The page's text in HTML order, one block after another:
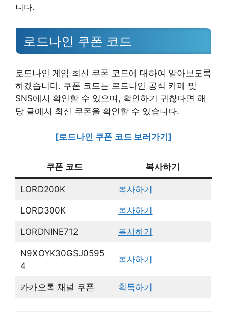
니다.
로드나인 쿠폰 코드
로드나인 게임 최신 쿠폰 코드에 대하여 알아보도록
하겠습니다. 쿠폰 코드는 로드나인 공식 카페 및
SNS에서 확인할 수 있으며, 확인하기 귀찮다면 해
당 글에서 최신 쿠폰을 확인할 수 있습니다.
[로드나인 쿠폰 코드 보러가기]
쿠폰 코드 복사하기
LORD200K 복사하기
LORD300K 복사하기
LORDNINE712 복사하기
N9XOYK30GSJ0595
4
복사하기
카카오톡 채널 쿠폰 획득하기